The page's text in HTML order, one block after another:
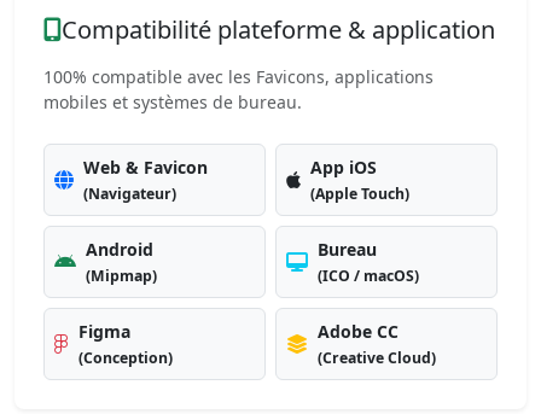
Compatibilité plateforme & application
100% compatible avec les Favicons, applications
mobiles et systèmes de bureau.
Web & Favicon
(Navigateur)
App iOS
(Apple Touch)
Android
(Mipmap)
Bureau
(ICO / macOS)
Figma
(Conception)
Adobe CC
(Creative Cloud)